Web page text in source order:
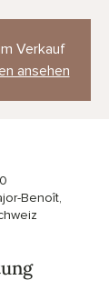
Verkauf
ansehen
Benoît,